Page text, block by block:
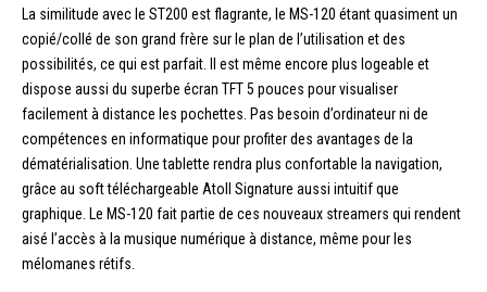
La similitude avec le ST200 est flagrante, le MS-120 étant quasiment un
copié/collé de son grand frère sur le plan de l’utilisation et des
possibilités, ce qui est parfait. Il est même encore plus logeable et
dispose aussi du superbe écran TFT 5 pouces pour visualiser
facilement à distance les pochettes. Pas besoin d’ordinateur ni de
compétences en informatique pour profiter des avantages de la
dématérialisation. Une tablette rendra plus confortable la navigation,
grâce au soft téléchargeable Atoll Signature aussi intuitif que
graphique. Le MS-120 fait partie de ces nouveaux streamers qui rendent
aisé l’accès à la musique numérique à distance, même pour les
mélomanes rétifs.